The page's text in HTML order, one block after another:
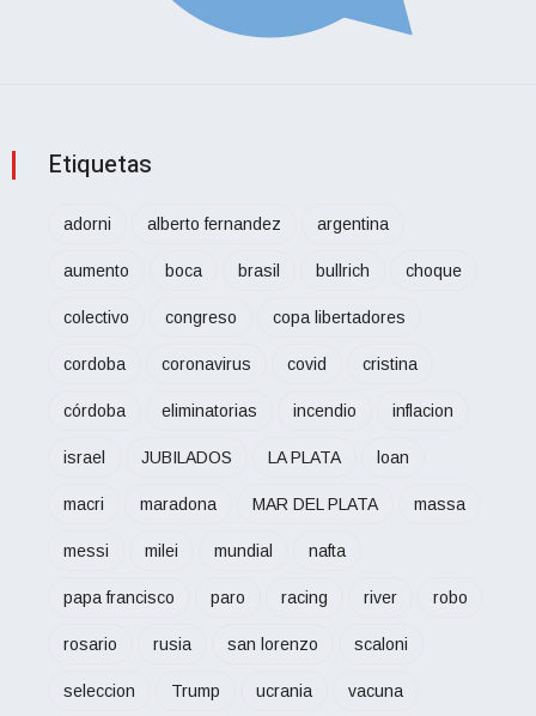
Etiquetas
adorni alberto fernandez argentina
aumento boca brasil bullrich choque
colectivo congreso copa libertadores
cordoba coronavirus covid cristina
córdoba eliminatorias incendio inflacion
israel JUBILADOS LA PLATA loan
macri maradona MAR DEL PLATA massa
messi milei mundial nafta
papa francisco paro racing river robo
rosario rusia san lorenzo scaloni
seleccion Trump ucrania vacuna